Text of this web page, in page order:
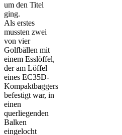
um den Titel
ging.
Als erstes
mussten zwei
von vier
Golfbällen mit
einem Esslöffel,
der am Löffel
eines EC35D-
Kompaktbaggers
befestigt war, in
einen
querliegenden
Balken
eingelocht